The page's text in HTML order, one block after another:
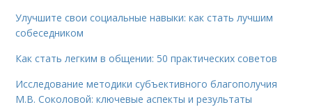
Улучшите свои социальные навыки: как стать лучшим
собеседником
Как стать легким в общении: 50 практических советов
Исследование методики субъективного благополучия
М.В. Соколовой: ключевые аспекты и результаты